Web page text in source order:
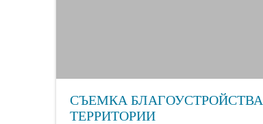
СЪЕМКА БЛАГОУСТРОЙСТВА
ТЕРРИТОРИИ